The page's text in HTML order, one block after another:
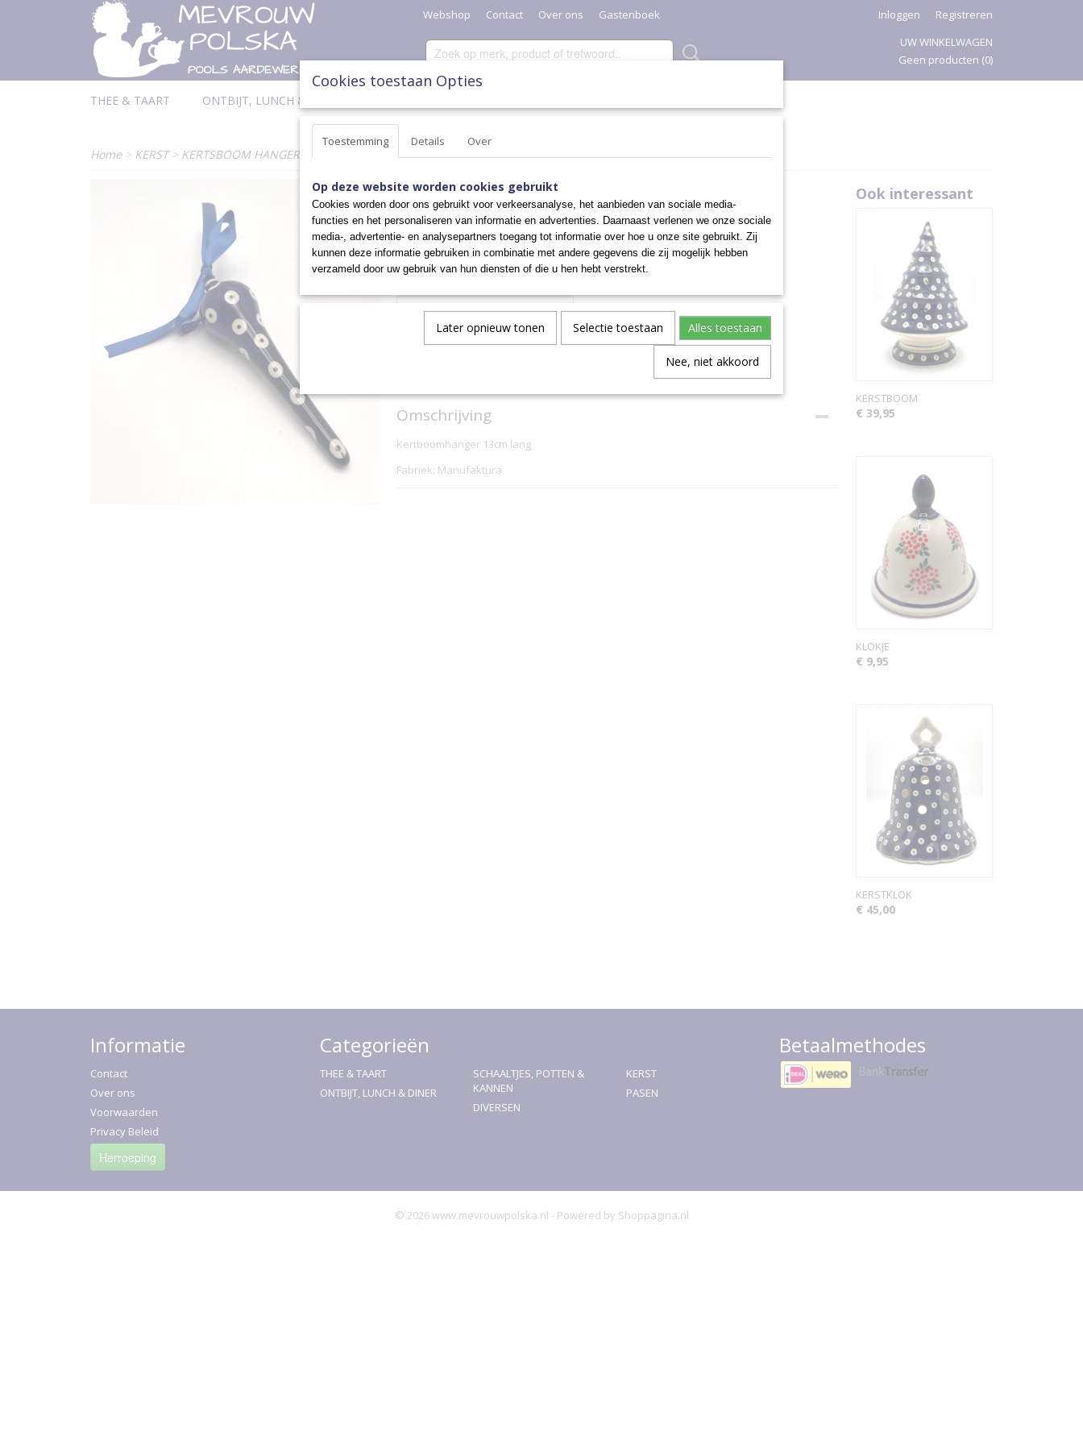
Webshop Contact Over ons Gastenboek Inloggen
Registreren
UW WINKELWAGEN
Geen producten (0)
THEE & TAART ONTBIJT, LUNCH & DINER
Home > KERST> KERTSBOOM HANGER
KERTSBOOM HANGER
€ 9,95
✓Op voorraad
Omschrijving
Kertboomhanger 13cm lang
Fabriek: Manufaktura
Ook interessant
KERSTBOOM
€ 39,95
KLOKJE
€ 9,95
KERSTKLOK
€ 45,00
Informatie
Contact
Over ons
Voorwaarden
Privacy Beleid
Herroeping
Categorieën
THEE & TAART
ONTBIJT, LUNCH & DINER
SCHAALTJES, POTTEN &
KANNEN
DIVERSEN
KERST
PASEN
Betaalmethodes
© 2026 www.mevrouwpolska.nl - Powered by Shoppagina.nl
Cookies toestaan Opties
Toestemming Details Over
Op deze website worden cookies gebruikt
Cookies worden door ons gebruikt voor verkeersanalyse, het aanbieden van sociale media-
functies en het personaliseren van informatie en advertenties. Daarnaast verlenen we onze sociale
media-, advertentie- en analysepartners toegang tot informatie over hoe u onze site gebruikt. Zij
kunnen deze informatie gebruiken in combinatie met andere gegevens die zij mogelijk hebben
verzameld door uw gebruik van hun diensten of die u hen hebt verstrekt.
Later opnieuw tonen Selectie toestaan Alles toestaan
Nee, niet akkoord